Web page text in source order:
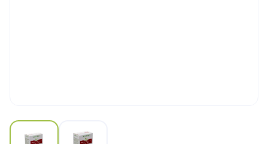
View larger image